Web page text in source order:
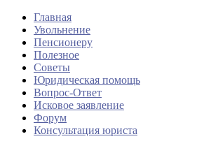
Главная
Увольнение
Пенсионеру
Полезное
Советы
Юридическая помощь
Вопрос-Ответ
Исковое заявление
Форум
Консультация юриста